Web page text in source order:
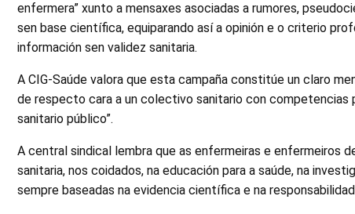
enfermera” xunto a mensaxes asociadas a rumores,
sen base científica, equiparando así a opinión e o criterio
información sen validez sanitaria.
A CIG-Saúde valora que esta campaña constitúe un claro
de respecto cara a un colectivo sanitario con
sanitario público”.
A central sindical lembra que as enfermeiras e enfermeiros
sanitaria, nos coidados, na educación para a saúde, na
sempre baseadas na evidencia científica e na